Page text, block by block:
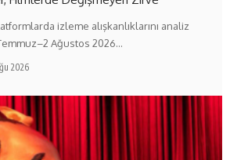
izleme alışkanlıklarını analiz
Ağustos 2026…
2026